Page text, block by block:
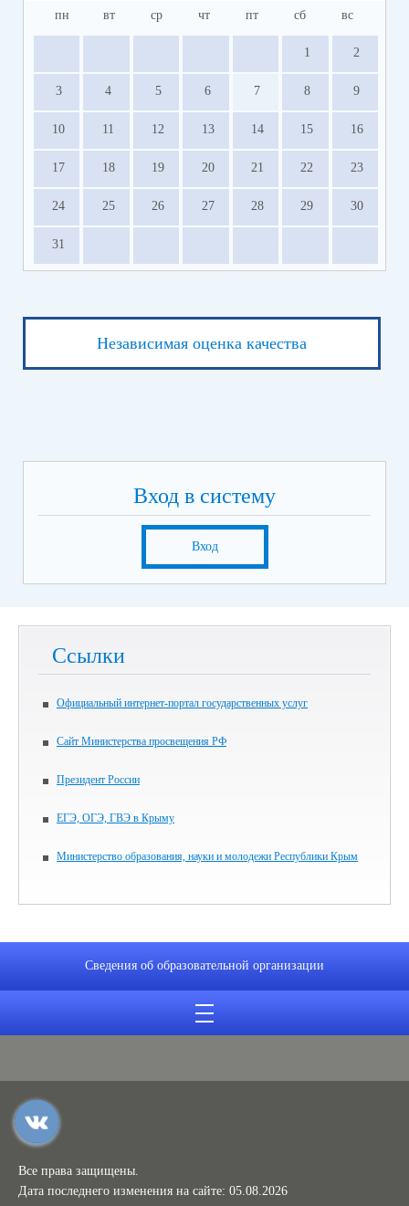
документов на свободные места (
лично
пн вт ср чт пт сб вс
1 2
3 4 5 6 7 8 9
10 11 12 13 14 15 16
17 18 19 20 21 22 23
24 25 26 27 28 29 30
31
Независимая оценка качества
Вход в систему
Вход
Ссылки
Официальный интернет-портал государственных услуг
Сайт Министерства просвещения РФ
Президент России
ЕГЭ, ОГЭ, ГВЭ в Крыму
Министерство образования, науки и молодежи Республики Крым
Сведения об образовательной организации
Все права защищены.
Дата последнего изменения на сайте: 05.08.2026